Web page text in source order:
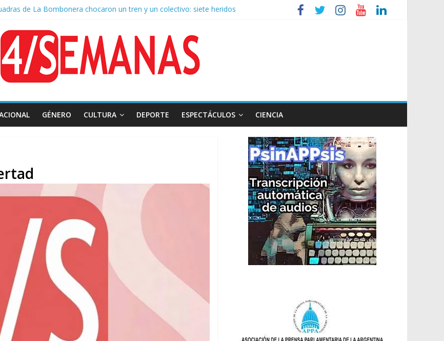
de La Bombonera chocaron un tren y un colectivo: siete heridos
la muerte de Leandro Rud, histórico representante y conductor de TV
de la ley de propiedad privada, Bullrich apuntó: “Vino un poco endiablada”
el juez Amarante calificó de “ficción judicial” el traslado del expediente a Campana
GÉNERO CULTURA DEPORTE ESPECTÁCULOS CIENCIA